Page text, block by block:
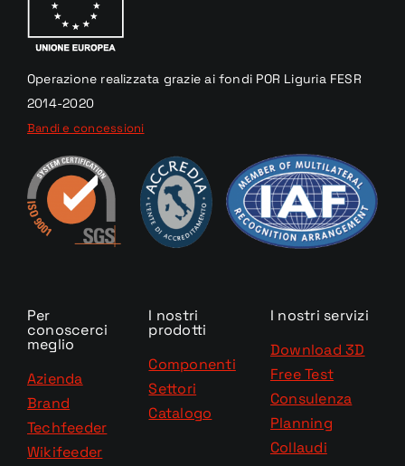
Operazione realizzata grazieai fondi POR Liguria FESR
2014-2020
Bandi e concessioni
Per
conoscerci
meglio
Azienda
Brand
Techfeeder
Wikifeeder
I nostri
prodotti
Componenti
Settori
Catalogo
I nostri servizi
Download 3D
Free Test
Consulenza
Planning
Collaudi